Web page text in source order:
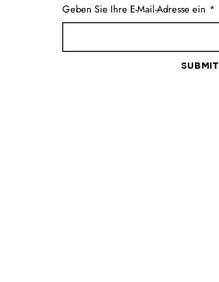
Geben Sie Ihre E-Mail-Adresse ein *
Submit